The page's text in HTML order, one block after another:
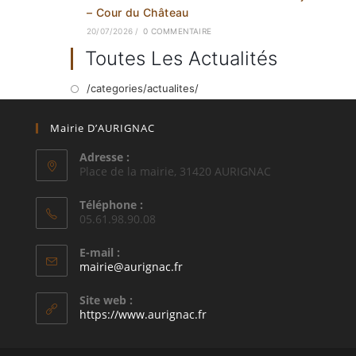
– Cour du Château
20/07/2026 / 0 COMMENTAIRE
Toutes Les Actualités
/categories/actualites/
Mairie D’AURIGNAC
Adresse :
Place de la mairie, 31420 AURIGNAC
Téléphone :
05.61.98.90.08
E-mail :
mairie@aurignac.frS’ouvre
application
Site web :
https://www.aurignac.fr